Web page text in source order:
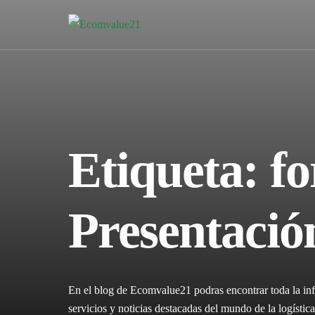
Etiqueta:
En el blog de Ecomvalue21 podras encontrar toda la
servicios y noticias destacadas del mundo de la